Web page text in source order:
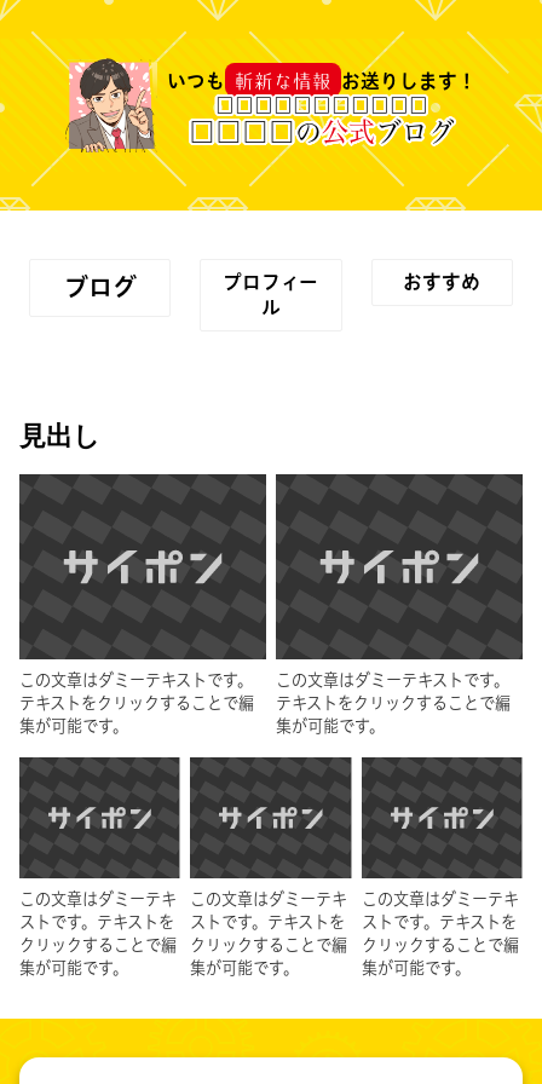
いつも 斬新な情報 お送りします！
□ □ □ □ □ □ □ □ □ □ □
□□□□の公式ブログ
ブログ
プロフィー
ル
おすすめ
見出し
この文章はダミーテキストです。
テキストをクリックすることで編
集が可能です。
この文章はダミーテキストです。
テキストをクリックすることで編
集が可能です。
この文章はダミーテキ
ストです。テキストを
クリックすることで編
集が可能です。
この文章はダミーテキ
ストです。テキストを
クリックすることで編
集が可能です。
この文章はダミーテキ
ストです。テキストを
クリックすることで編
集が可能です。